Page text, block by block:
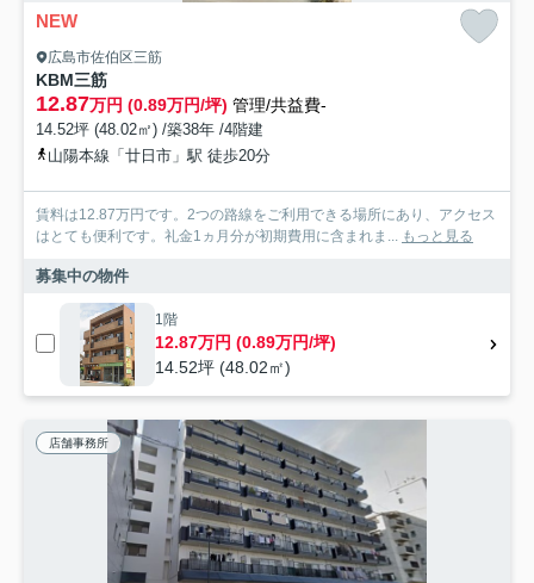
NEW
広島市佐伯区三筋
KBM三筋
12.87万円 (0.89万円/坪) 管理/共益費-
14.52坪 (48.02㎡) /築38年 /4階建
山陽本線「廿日市」駅 徒歩20分
賃料は12.87万円です。2つの路線をご利用できる場所にあり、アクセス
はとても便利です。礼金1ヵ月分が初期費用に含まれま... もっと見る
募集中の物件
1階
12.87万円 (0.89万円/坪)
14.52坪 (48.02㎡)
店舗事務所